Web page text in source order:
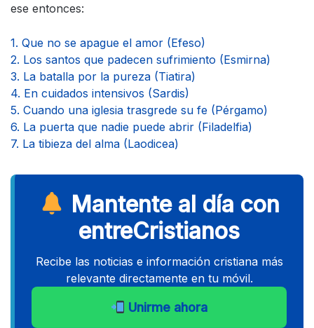
ese entonces:
1. Que no se apague el amor (Efeso)
2. Los santos que padecen sufrimiento (Esmirna)
3. La batalla por la pureza (Tiatira)
4. En cuidados intensivos (Sardis)
5. Cuando una iglesia trasgrede su fe (Pérgamo)
6. La puerta que nadie puede abrir (Filadelfia)
7. La tibieza del alma (Laodicea)
Mantente al día con
entreCristianos
Recibe las noticias e información cristiana más
relevante directamente en tu móvil.
Unirme ahora